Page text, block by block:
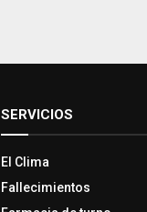
SERVICIOS
El Clima
Fallecimientos